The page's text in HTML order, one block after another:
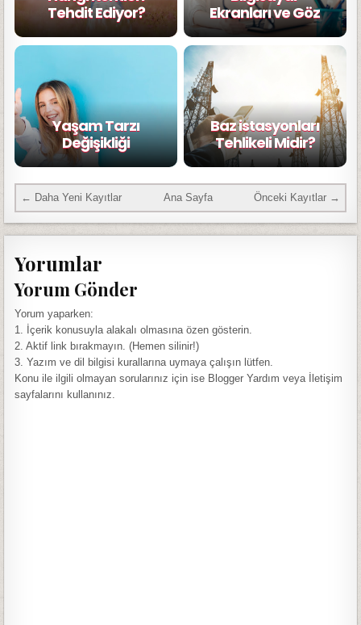
Tehdit Ediyor?
Ekranları ve Göz
Yaşam Tarzı
Değişikliği
Baz istasyonları
Tehlikeli Midir?
← Daha Yeni Kayıtlar Önceki Kayıtlar →
Ana Sayfa
Yorumlar
Yorum Gönder
Yorum yaparken:
1. İçerik konusuyla alakalı olmasına özen gösterin.
2. Aktif link bırakmayın. (Hemen silinir!)
3. Yazım ve dil bilgisi kurallarına uymaya çalışın lütfen.
Konu ile ilgili olmayan sorularınız için ise Blogger Yardım veya İletişim
sayfalarını kullanınız.